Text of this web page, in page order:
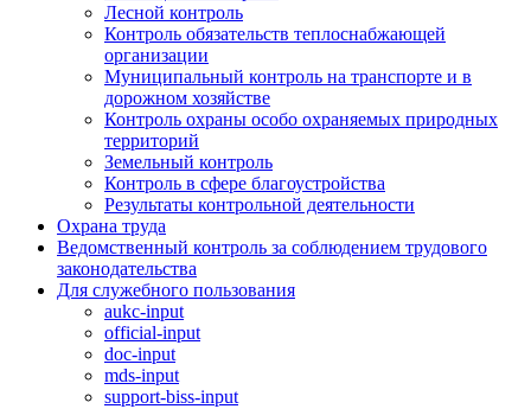
Лесной контроль
Контроль обязательств теплоснабжающей
организации
Муниципальный контроль на транспорте и в
дорожном хозяйстве
Контроль охраны особо охраняемых природных
территорий
Земельный контроль
Контроль в сфере благоустройства
Результаты контрольной деятельности
Охрана труда
Ведомственный контроль за соблюдением трудового
законодательства
Для служебного пользования
aukc-input
official-input
doc-input
mds-input
support-biss-input